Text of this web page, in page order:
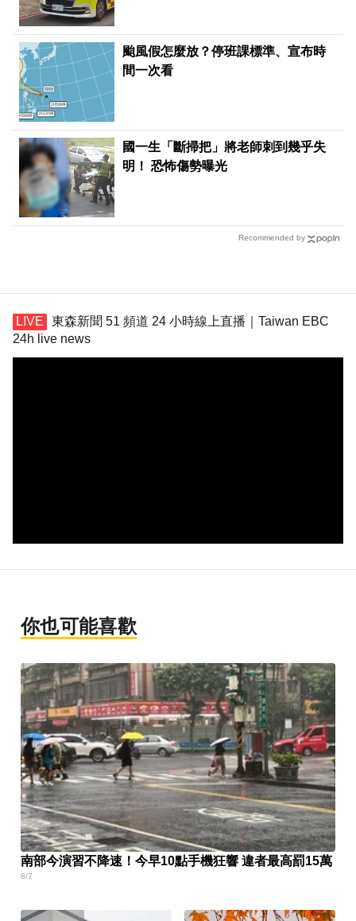
颱風假怎麼放？停班課標準、宣布時
間一次看
國一生「斷掃把」將老師刺到幾乎失
明！ 恐怖傷勢曝光
Recommended by
東森新聞 51 頻道 24 小時線上直播｜Taiwan EBC
24h live news
你也可能喜歡
南部今演習不降速！今早10點手機狂響 違者最高罰15萬
8/7